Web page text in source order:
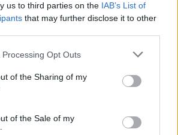
us to third parties on the IAB’s List of
that may further disclose it to other
Opt Outs
of the Sharing of my
of the Sale of my
teknologia
uusinta teknologiaa. Uuden
, kuten LG:n OLED-mallit tai Samsungin
erinomaisen kuvanlaadun ja
on myös äänijärjestelmiä, kuten